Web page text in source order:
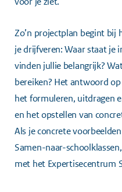
Zo’n projectplan begint bij
je drijfveren: Waar staat je
vinden jullie belangrijk?
bereiken? Het antwoord
het formuleren, uitdragen
en het opstellen van
Als je concrete
Samen-naar-
met het Expertisecentrum